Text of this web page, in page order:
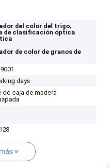
del color del trigo,
de clasificación óptica
de color de granos de
days
de caja de madera